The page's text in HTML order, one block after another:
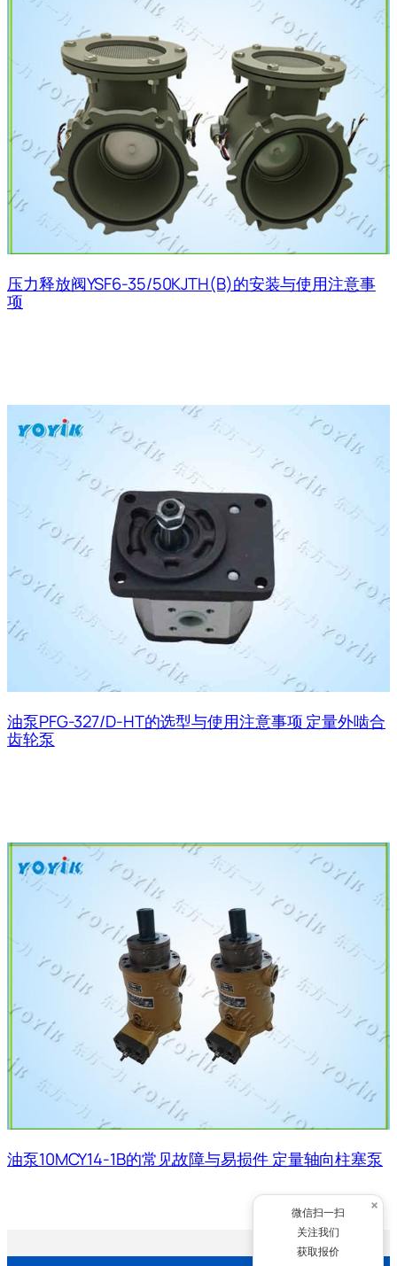
压力释放阀YSF6-35/50KJTH(B)的安装与使用注意事
项
油泵PFG-327/D-HT的选型与使用注意事项 定量外啮合
齿轮泵
油泵10MCY14-1B的常见故障与易损件 定量轴向柱塞泵
×
微信扫一扫
关注我们
获取报价